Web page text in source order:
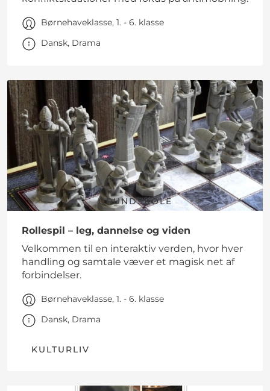
Børnehaveklasse, 1. - 6. klasse
Dansk, Drama
GRUNDSKOLE
Rollespil – leg, dannelse og viden
Velkommen til en interaktiv verden, hvor hver
handling og samtale væver et magisk net af
forbindelser.
Børnehaveklasse, 1. - 6. klasse
Dansk, Drama
KULTURLIV